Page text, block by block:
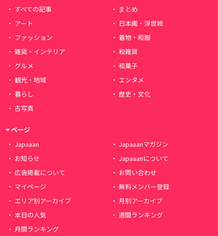
すべての記事
まとめ
アート
日本画・浮世絵
ファッション
着物・和服
雑貨・インテリア
和雑貨
グルメ
和菓子
観光・地域
エンタメ
暮らし
歴史・文化
古写真
ページ
Japaaan
Japaaanマガジン
お知らせ
Japaaanについて
広告掲載について
お問い合わせ
マイページ
無料メンバー登録
エリア別アーカイブ
月別アーカイブ
本日の人気
週間ランキング
月間ランキング